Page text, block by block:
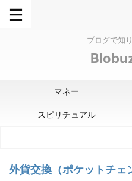
ブログで知
マネー
スピリチュアル
外貨交換（ポケットチェ